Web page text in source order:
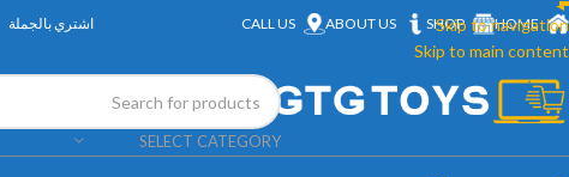
Skip to navigation
Skip to main content
HOME
SHOP
ABOUT US
CALL US اشتري بالجملة
SELECT CATEGORY